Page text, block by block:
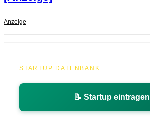
Anzeige
STARTUP DATENBANK
📝 Startup eintragen